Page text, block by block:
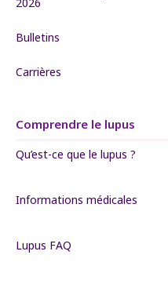
Bulletins
Carrières
Comprendre le lupus
Qu’est-ce que le lupus ?
Informations médicales
Lupus FAQ